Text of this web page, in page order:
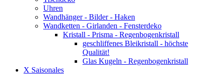
Uhren
Wandhänger - Bilder - Haken
Wandketten - Girlanden - Fensterdeko
Kristall - Prisma - Regenbogenkristall
geschliffenes Bleikristall - höchste
Qualität!
Glas Kugeln - Regenbogenkristall
X Saisonales